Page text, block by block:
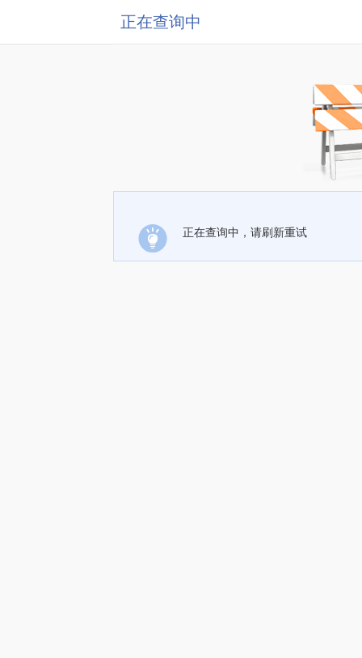
正在查询中
正在查询中，请刷新重试